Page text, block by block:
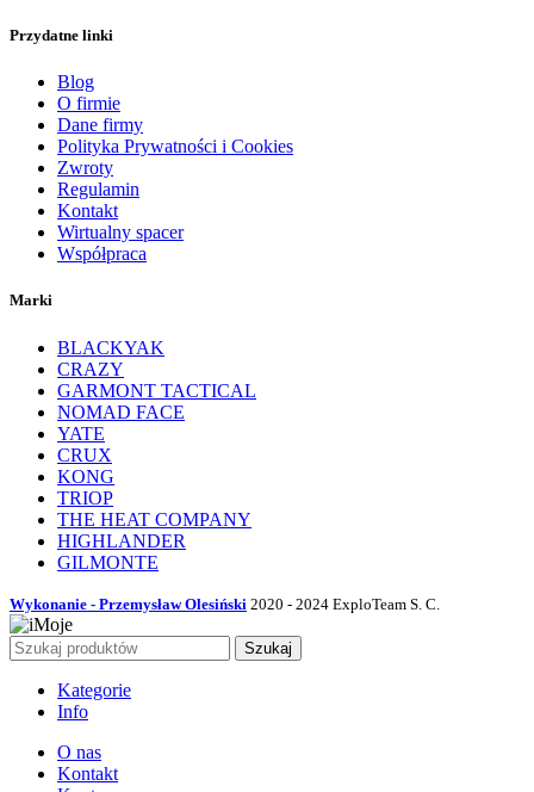
Przydatne linki
Blog
O firmie
Dane firmy
Polityka Prywatności i Cookies
Zwroty
Regulamin
Kontakt
Wirtualny spacer
Współpraca
Marki
BLACKYAK
CRAZY
GARMONT TACTICAL
NOMAD FACE
YATE
CRUX
KONG
TRIOP
THE HEAT COMPANY
HIGHLANDER
GILMONTE
Wykonanie - Przemysław Olesiński 2020 - 2024 ExploTeam S. C.
Szukaj
Kategorie
Info
O nas
Kontakt